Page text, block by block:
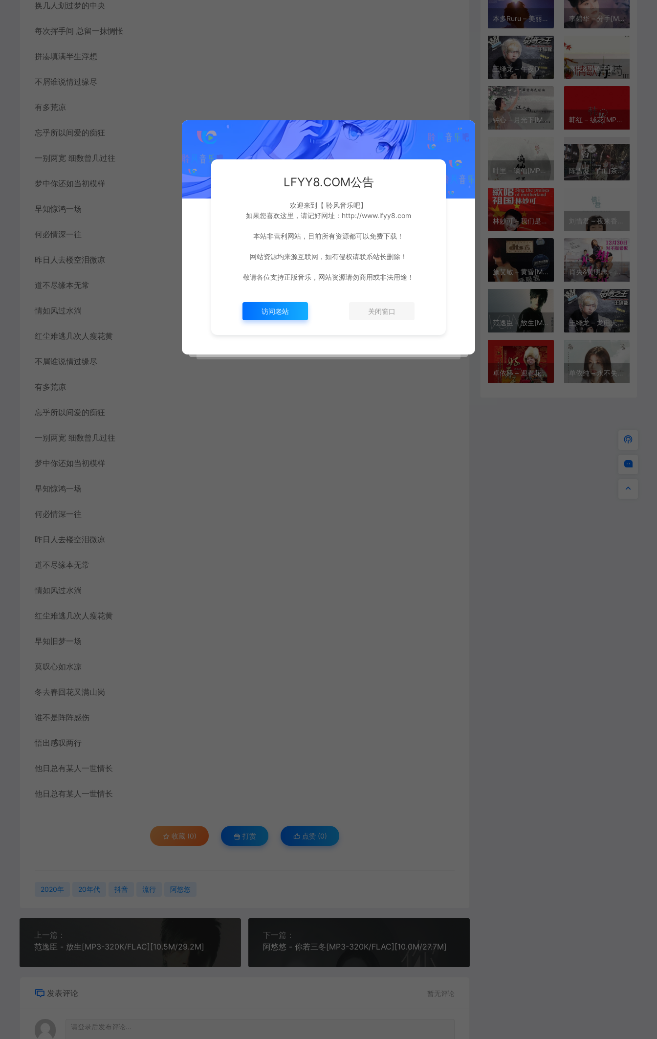
换几人划过梦的中央
每次挥手间 总留一抹惆怅
拼凑填满半生浮想
不屑谁说情过缘尽
有多荒凉
忘乎所以间爱的痴狂
一别两宽 细数曾几过往
梦中你还如当初模样
早知惊鸿一场
何必情深一往
昨日人去楼空泪微凉
道不尽缘本无常
情如风过水淌
红尘难逃几次人瘦花黄
不屑谁说情过缘尽
有多荒凉
忘乎所以间爱的痴狂
一别两宽 细数曾几过往
梦中你还如当初模样
早知惊鸿一场
何必情深一往
昨日人去楼空泪微凉
道不尽缘本无常
情如风过水淌
红尘难逃几次人瘦花黄
早知旧梦一场
莫叹心如水凉
冬去春回花又满山岗
谁不是阵阵感伤
悟出感叹两行
他日总有某人一世情长
他日总有某人一世情长
收藏 (0) 打赏 点赞 (0)
2020年 20年代 抖音 流行 阿悠悠
上一篇：
范逸臣 - 放生[MP3-320K/FLAC][10.5M/29.2M]
下一篇：
阿悠悠 - 你若三冬[MP3-320K/FLAC][10.0M/27.7M]
发表评论 暂无评论
本多Ruru – 美丽心情[MP3-320K/FLAC][10.6M/28.8M] 李碧华 – 分手[MP3-320K/FLAC][10.3M/27.5M]
王绎龙 – 午夜DJ[MP3-320K/FLAC][11.3M/32.6M] 高安&黑鸭子演唱组 – 红尘情歌[MP3-320K/FLAC][8.08M/23.8M]
钟心 – 月光下[MP3-320K/FLAC][8.88M/20.2M] 韩红 – 绒花[MP3-320K/FLAC][10.3M/28.6M]
叶里 – 谪仙[MP3-320K/FLAC][7.04M/17.3M] 陈雪凝 – 白山茶[MP3/FLAC][320K][9.95M/27.3M]
林妙可 – 我们是共产主义接班人[MP3-320K/FLAC][8.66M/25.4M]
施艾敏 – 黄昏[MP3-320K/FLAC][10.1M/28.4M] 肖央&黄明志 – 不想上班[MP3/FLAC][320K][11.1M/55.7M]
范逸臣 – 放生[MP3-320K/FLAC][10.5M/29.2M] 王绎龙 – 龙电天下[MP3-320K/FLAC][7.86M/24.9M]
卓依婷 – 迎春花[MP3-320K/FLAC][8.61M/26.7M] 单依纯 – 永不失联的爱[MP3-320K/FLAC][10.5M/19.7M]
LFYY8.COM公告
欢迎来到【 聆风音乐吧】
如果您喜欢这里，请记好网址：http://www.lfyy8.com
本站非营利网站，目前所有资源都可以免费下载！
网站资源均来源互联网，如有侵权请联系站长删除！
敬请各位支持正版音乐，网站资源请勿商用或非法用途！
访问老站 关闭窗口